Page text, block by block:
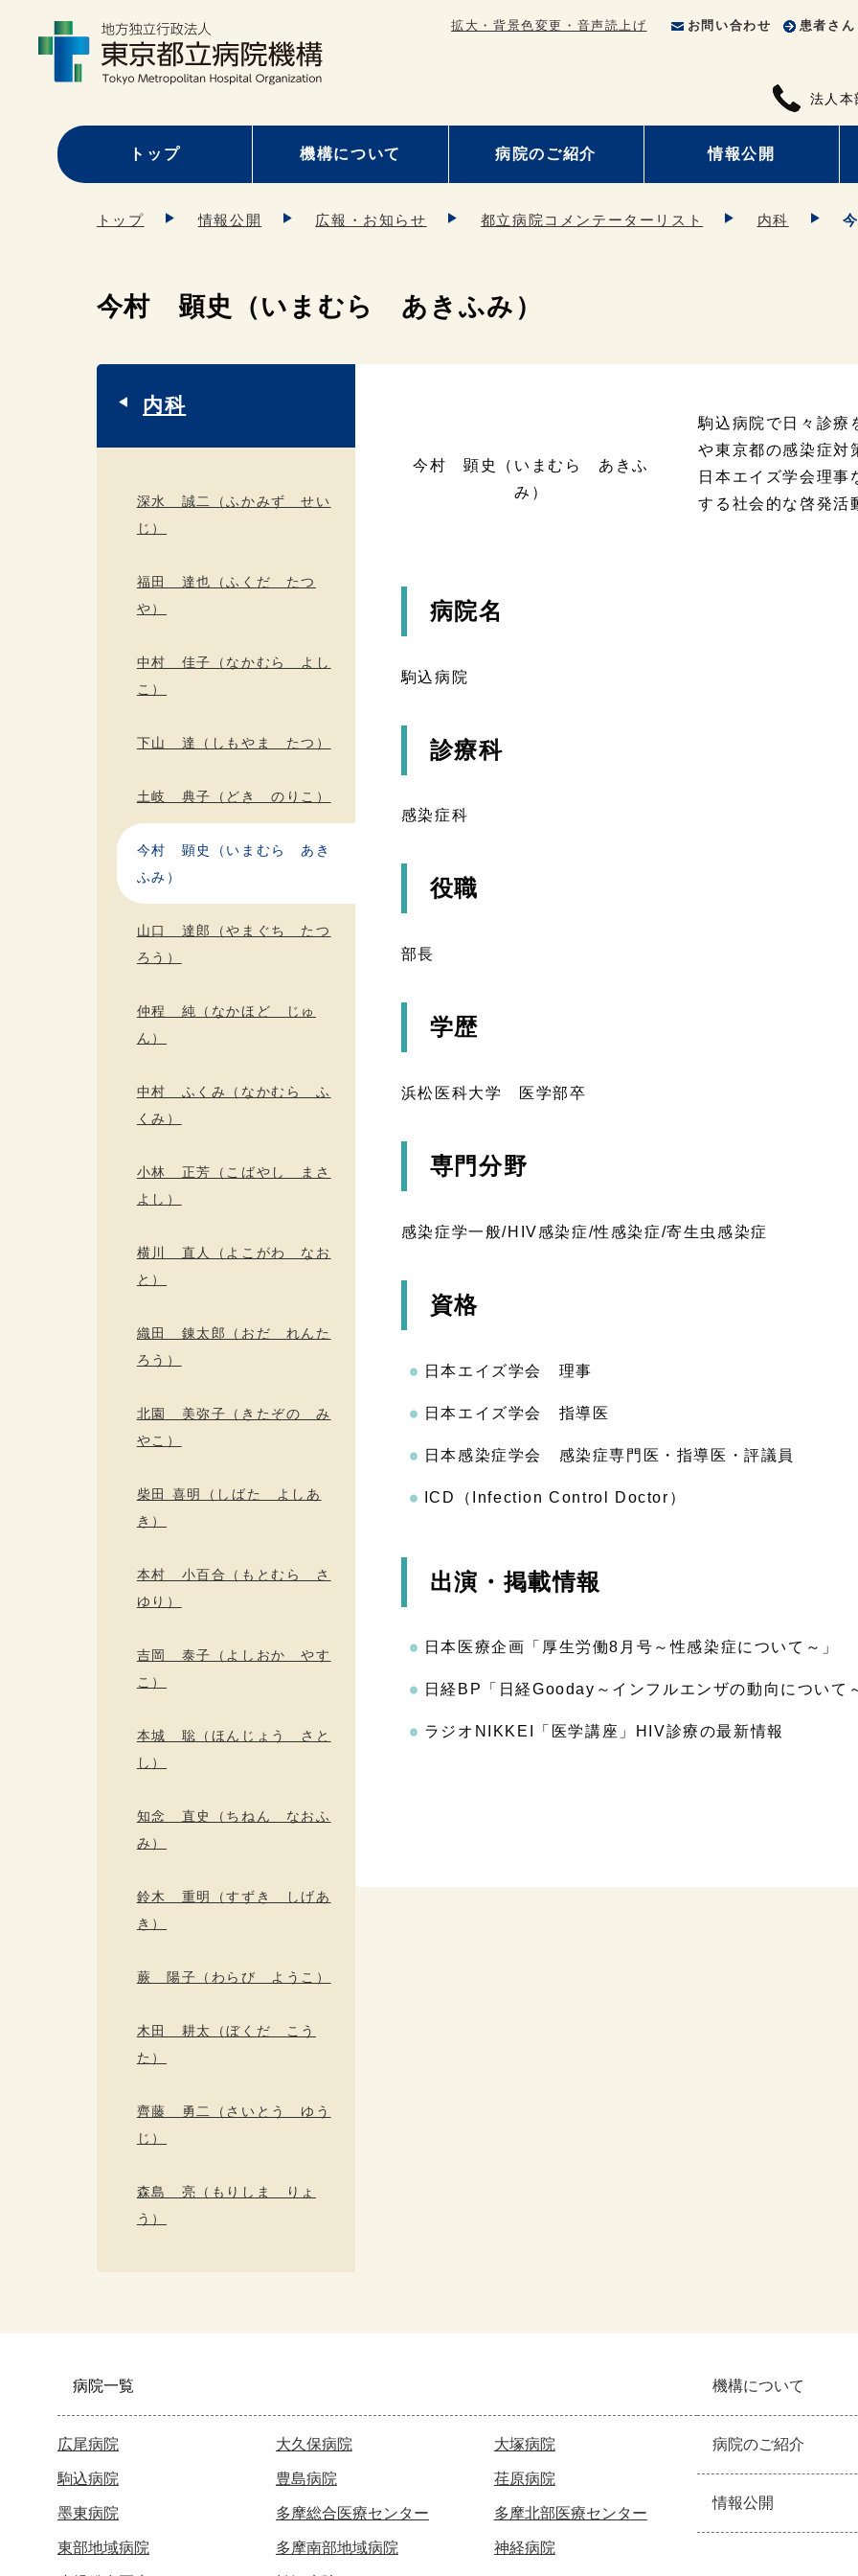
拡大・背景色変更・音声読上げ お問い合わせ 患者さ
法人本
トップ 機構について 病院のご紹介 情報公開
トップ 情報公開 広報・お知らせ 都立病院コメンテーターリスト 内科
今村 顕史（いまむら あきふみ）
今村 顕史（いまむら あきふ
み）
駒込病院で日々診療
や東京都の感染症対
日本エイズ学会理事
する社会的な啓発活
病院名
駒込病院
診療科
感染症科
役職
部長
学歴
浜松医科大学 医学部卒
専門分野
感染症学一般/HIV感染症/性感染症/寄生虫感染症
資格
日本エイズ学会 理事
日本エイズ学会 指導医
日本感染症学会 感染症専門医・指導医・評議員
ICD（Infection Control Doctor）
出演・掲載情報
日本医療企画「厚生労働8月号～性感染症について～」
日経BP「日経Gooday～インフルエンザの動向について
ラジオNIKKEI「医学講座」HIV診療の最新情報
内科
深水 誠二（ふかみず せい
じ）
福田 達也（ふくだ たつ
や）
中村 佳子（なかむら よし
こ）
下山 達（しもやま たつ）
土岐 典子（どき のりこ）
今村 顕史（いまむら あき
ふみ）
山口 達郎（やまぐち たつ
ろう）
仲程 純（なかほど じゅ
ん）
中村 ふくみ（なかむら ふ
くみ）
小林 正芳（こばやし まさ
よし）
横川 直人（よこがわ なお
と）
織田 錬太郎（おだ れんた
ろう）
北園 美弥子（きたぞの み
やこ）
柴田 喜明（しばた よしあ
き）
本村 小百合（もとむら さ
ゆり）
吉岡 泰子（よしおか やす
こ）
本城 聡（ほんじょう さと
し）
知念 直史（ちねん なおふ
み）
鈴木 重明（すずき しげあ
き）
蕨 陽子（わらび ようこ）
木田 耕太（ぼくだ こう
た）
齊藤 勇二（さいとう ゆう
じ）
森島 亮（もりしま りょ
う）
病院一覧
広尾病院 大久保病院 大塚病院
駒込病院 豊島病院 荏原病院
墨東病院 多摩総合医療センター 多摩北部医療センター
東部地域病院 多摩南部地域病院 神経病院
機構について
病院のご紹介
情報公開